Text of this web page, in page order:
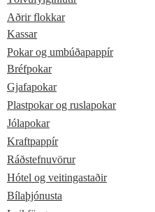
Aðrir flokkar
Kassar
Pokar og umbúðapappír
Bréfpokar
Gjafapokar
Plastpokar og ruslapokar
Jólapokar
Kraftpappír
Ráðstefnuvörur
Hótel og veitingastaðir
Bílaþjónusta